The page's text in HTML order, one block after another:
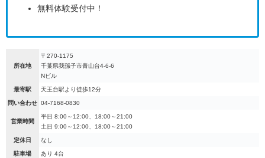
無料体験受付中！
所在地
〒270-1175
千葉県我孫子市青山台4-6-6
Nビル
最寄駅 天王台駅より徒歩12分
問い合わせ 04-7168-0830
営業時間
平日 8:00～12:00、18:00～21:00
土日 9:00～12:00、18:00～21:00
定休日 なし
駐車場 あり 4台